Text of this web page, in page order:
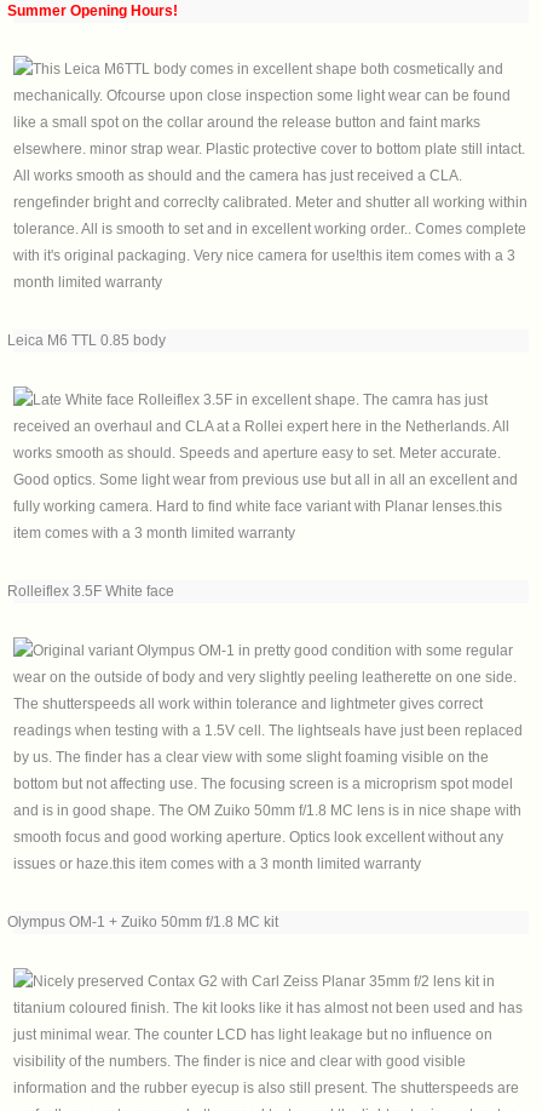
Summer Opening Hours!
Leica M6 TTL 0.85 body
Rolleiflex 3.5F White face
Olympus OM-1 + Zuiko 50mm f/1.8 MC kit